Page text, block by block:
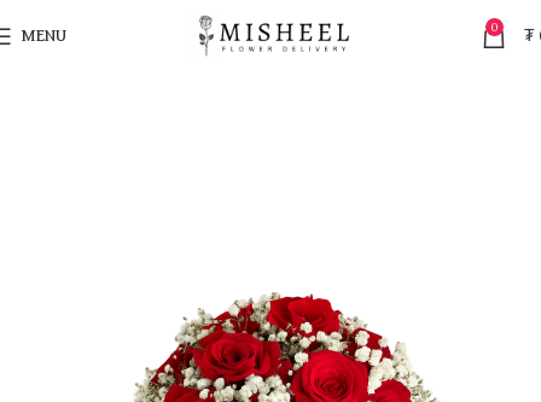
MENU
0
₮